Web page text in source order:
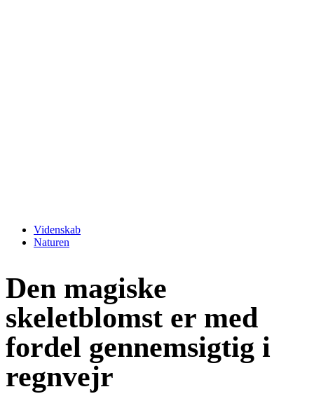
Videnskab
Naturen
Den magiske
skeletblomst er med
fordel gennemsigtig i
regnvejr